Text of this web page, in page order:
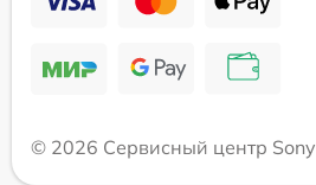
© 2026 Сервисный центр Sony